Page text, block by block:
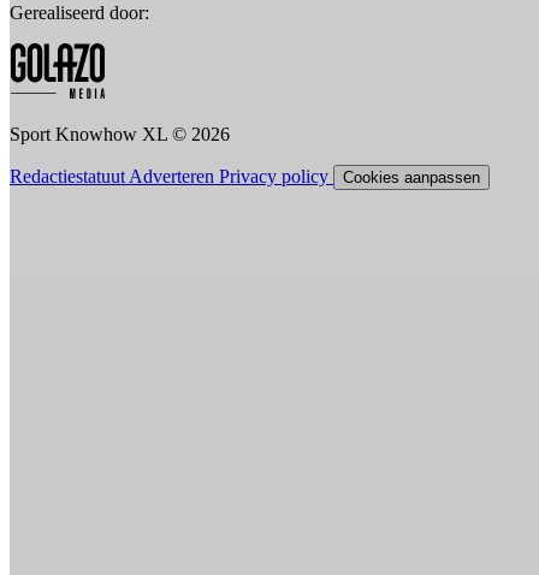
Gerealiseerd door:
Sport Knowhow XL © 2026
Redactiestatuut Adverteren Privacy policy Cookies aanpassen